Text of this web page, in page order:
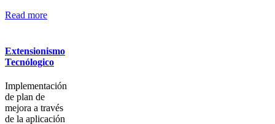
Read more
Extensionismo
Tecnólogico
Implementación
de plan de
mejora a través
de la aplicación